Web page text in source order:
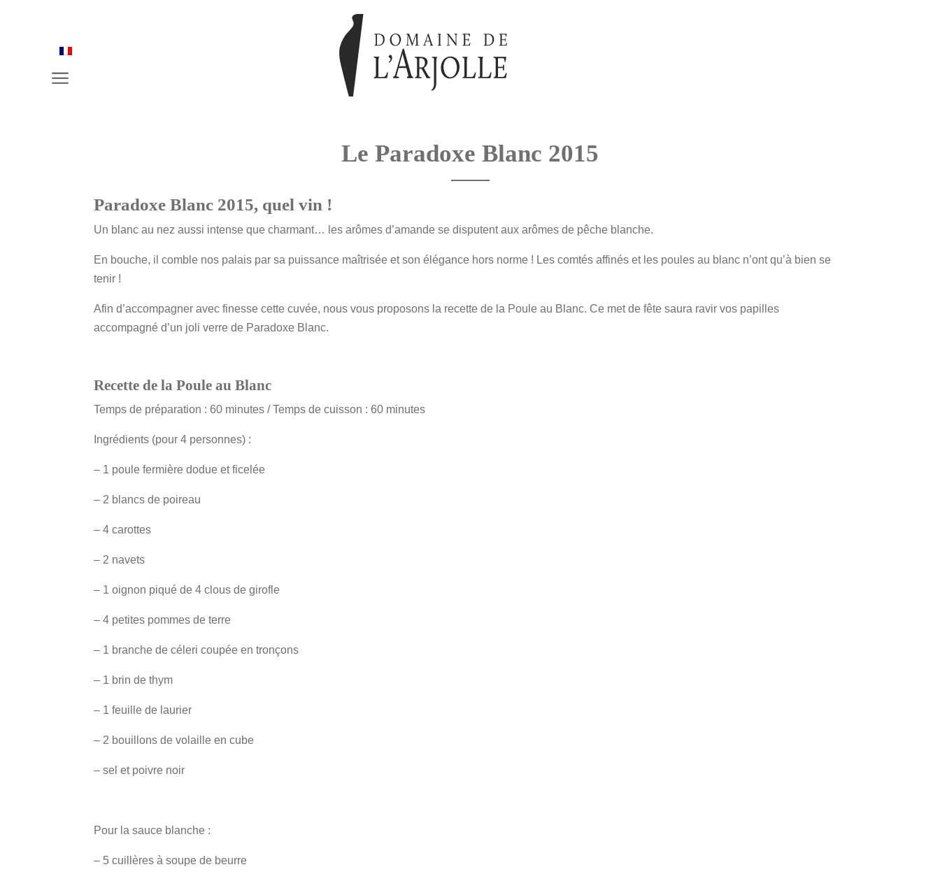
a
Le Paradoxe Blanc 2015
Paradoxe Blanc 2015, quel vin !
Un blanc au nez aussi intense que charmant… les arômes d’amande se disputent aux arômes de pêche blanche.
En bouche, il comble nos palais par sa puissance maîtrisée et son élégance hors norme ! Les comtés affinés et les poules au blanc n’ont qu’à bien se
tenir !
Afin d’accompagner avec finesse cette cuvée, nous vous proposons la recette de la Poule au Blanc. Ce met de fête saura ravir vos papilles
accompagné d’un joli verre de Paradoxe Blanc.
Recette de la Poule au Blanc
Temps de préparation : 60 minutes / Temps de cuisson : 60 minutes
Ingrédients (pour 4 personnes) :
– 1 poule fermière dodue et ficelée
– 2 blancs de poireau
– 4 carottes
– 2 navets
– 1 oignon piqué de 4 clous de girofle
– 4 petites pommes de terre
– 1 branche de céleri coupée en tronçons
– 1 brin de thym
– 1 feuille de laurier
– 2 bouillons de volaille en cube
– sel et poivre noir
Pour la sauce blanche :
– 5 cuillères à soupe de beurre